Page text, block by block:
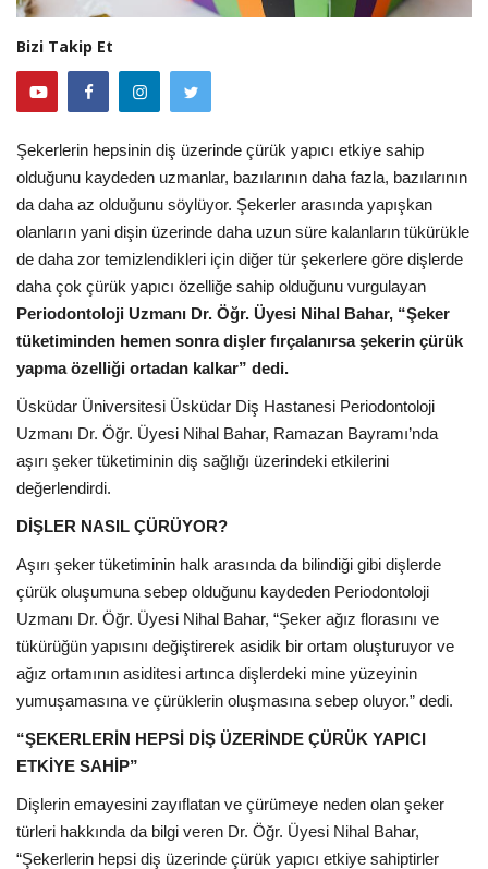
Bizi Takip Et
Şekerlerin hepsinin diş üzerinde çürük yapıcı etkiye sahip
olduğunu kaydeden uzmanlar, bazılarının daha fazla, bazılarının
da daha az olduğunu söylüyor. Şekerler arasında yapışkan
olanların yani dişin üzerinde daha uzun süre kalanların tükürükle
de daha zor temizlendikleri için diğer tür şekerlere göre dişlerde
daha çok çürük yapıcı özelliğe sahip olduğunu vurgulayan
Periodontoloji Uzmanı Dr. Öğr. Üyesi Nihal Bahar, “Şeker
tüketiminden hemen sonra dişler fırçalanırsa şekerin çürük
yapma özelliği ortadan kalkar” dedi.
Üsküdar Üniversitesi Üsküdar Diş Hastanesi Periodontoloji
Uzmanı Dr. Öğr. Üyesi Nihal Bahar, Ramazan Bayramı’nda
aşırı şeker tüketiminin diş sağlığı üzerindeki etkilerini
değerlendirdi.
DİŞLER NASIL ÇÜRÜYOR?
Aşırı şeker tüketiminin halk arasında da bilindiği gibi dişlerde
çürük oluşumuna sebep olduğunu kaydeden Periodontoloji
Uzmanı Dr. Öğr. Üyesi Nihal Bahar, “Şeker ağız florasını ve
tükürüğün yapısını değiştirerek asidik bir ortam oluşturuyor ve
ağız ortamının asiditesi artınca dişlerdeki mine yüzeyinin
yumuşamasına ve çürüklerin oluşmasına sebep oluyor.” dedi.
“ŞEKERLERİN HEPSİ DİŞ ÜZERİNDE ÇÜRÜK YAPICI
ETKİYE SAHİP”
Dişlerin emayesini zayıflatan ve çürümeye neden olan şeker
türleri hakkında da bilgi veren Dr. Öğr. Üyesi Nihal Bahar,
“Şekerlerin hepsi diş üzerinde çürük yapıcı etkiye sahiptirler